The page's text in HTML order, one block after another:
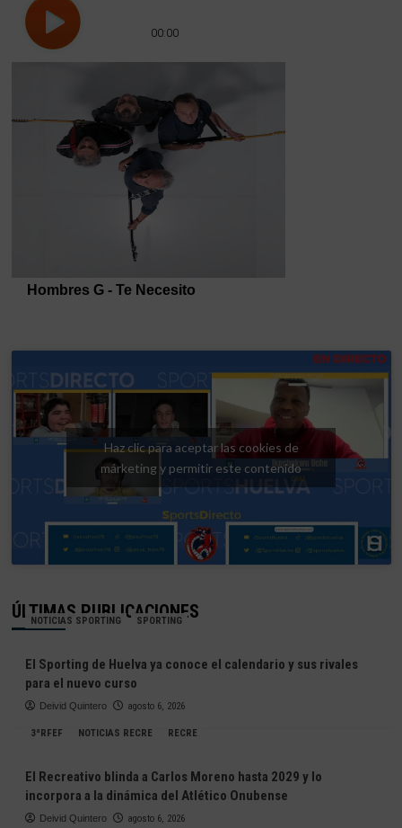
Haz clic para aceptar las cookies de
márketing y permitir este contenido
ÚLTIMAS PUBLICACIONES
NOTICIAS SPORTING SPORTING
El Sporting de Huelva ya conoce el calendario y sus rivales
para el nuevo curso
Deivid Quintero agosto 6, 2026
3ªRFEF NOTICIAS RECRE RECRE
El Recreativo blinda a Carlos Moreno hasta 2029 y lo
incorpora a la dinámica del Atlético Onubense
Deivid Quintero agosto 6, 2026